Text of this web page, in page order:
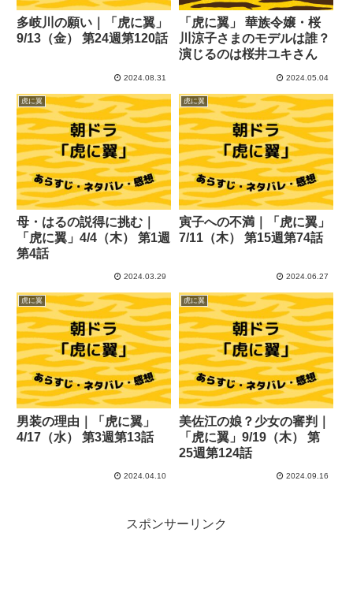
多岐川の願い｜「虎に翼」
9/13（金） 第24週第120話
2024.08.31
「虎に翼」 華族令嬢・桜
川涼子さまのモデルは誰？
演じるのは桜井ユキさん
2024.05.04
虎に翼
母・はるの説得に挑む｜
「虎に翼」4/4（木） 第1週
第4話
2024.03.29
虎に翼
寅子への不満｜「虎に翼」
7/11（木） 第15週第74話
2024.06.27
虎に翼
男装の理由｜「虎に翼」
4/17（水） 第3週第13話
2024.04.10
虎に翼
美佐江の娘？少女の審判｜
「虎に翼」9/19（木） 第
25週第124話
2024.09.16
スポンサーリンク